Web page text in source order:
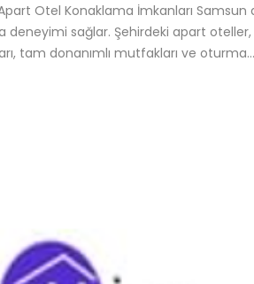
Otel Konaklama İmkanları
deneyimi sağlar. Şehirdeki apart
tam donanımlı mutfakları ve oturma…